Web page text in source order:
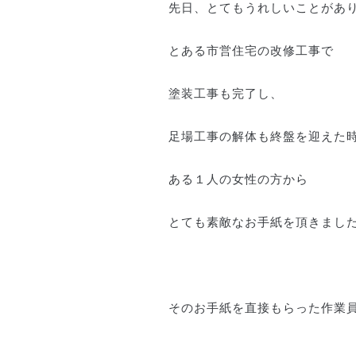
先日、とてもうれしいことがあ
とある市営住宅の改修工事で
塗装工事も完了し、
足場工事の解体も終盤を迎えた時
ある１人の女性の方から
とても素敵なお手紙を頂きました
そのお手紙を直接もらった作業